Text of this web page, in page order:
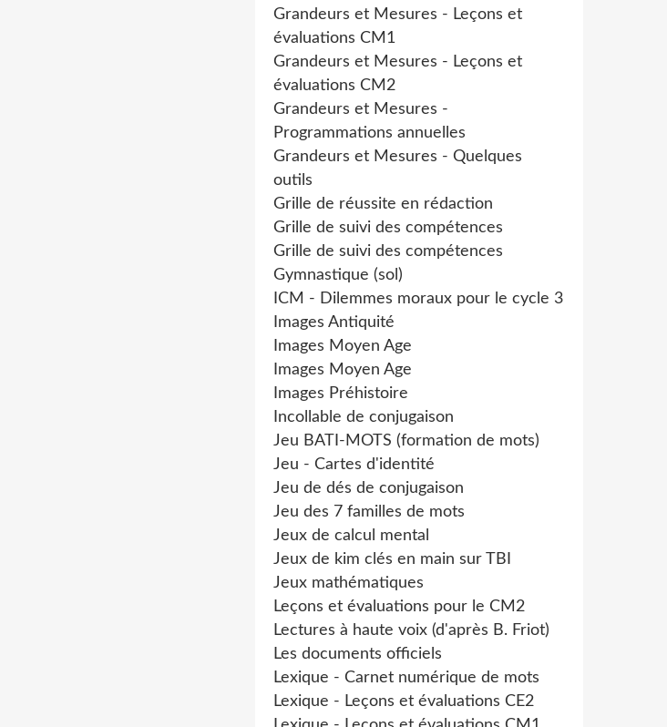
Grandeurs et Mesures - Leçons et
évaluations CM1
Grandeurs et Mesures - Leçons et
évaluations CM2
Grandeurs et Mesures -
Programmations annuelles
Grandeurs et Mesures - Quelques
outils
Grille de réussite en rédaction
Grille de suivi des compétences
Grille de suivi des compétences
Gymnastique (sol)
ICM - Dilemmes moraux pour le cycle 3
Images Antiquité
Images Moyen Age
Images Moyen Age
Images Préhistoire
Incollable de conjugaison
Jeu BATI-MOTS (formation de mots)
Jeu - Cartes d'identité
Jeu de dés de conjugaison
Jeu des 7 familles de mots
Jeux de calcul mental
Jeux de kim clés en main sur TBI
Jeux mathématiques
Leçons et évaluations pour le CM2
Lectures à haute voix (d'après B. Friot)
Les documents officiels
Lexique - Carnet numérique de mots
Lexique - Leçons et évaluations CE2